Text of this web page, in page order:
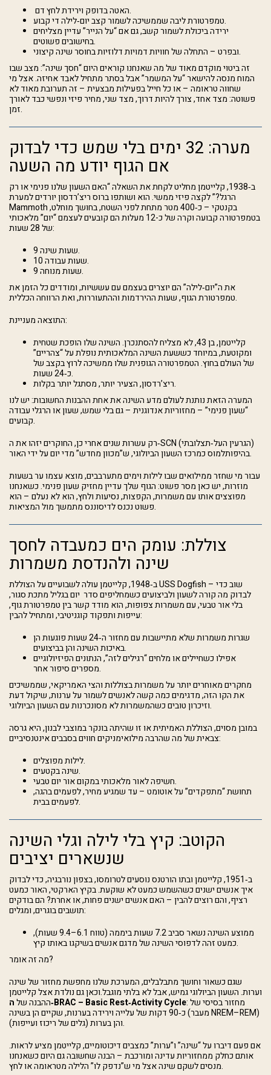
האטה בדופק וירידת לחץ דם.
טמפרטורת ליבה שממשיכה לשמור קצב יום‑לילה די קבוע.
ירידה ביכולת לשמור קשב, גם אם “על הנייר” עדיין מצליחים
בחישובים פשוטים.
ובפרט – התחלה של חוויות דמויות דלוזיות בחוסר שינה קיצוני.
זה ביטוי מוקדם מאוד של מה שאנחנו קוראים היום “חסך שינה”: מצב שבו
המוח מנסה להישאר “על המשמר” אבל בסתר מתחיל לאבד אחיזה. אצל מי
שחווה טראומה – או כל חייל בפעילות מבצעית – זה תערובת מאוד לא
פשוטה: מצד אחד, צורך להיות דרוך, מצד שני, מחיר פיזי ונפשי כבד לאורך
זמן.
מערה: 32 ימים בלי שמש כדי לבדוק
אם הגוף יודע מה השעה
ב‑1938, קלייטמן מחליט לקחת את השאלה “האם השעון שלנו פנימי או רק
הרגל?” לקצה פיזי ממשי. הוא ושותפו ברוס ריצ’רדסון יורדים למערת
Mammoth בקנטקי – כ‑400 מטר מתחת לפני השטח, בחושך מוחלט,
בטמפרטורה קבועה וקרה של כ-12 מעלות הם קובעים לעצמם “יום” מלאכותי
של 28 שעות:
9 שעות שינה.
10 שעות עבודה.
9 שעות מנוחה.
את ה”יום‑לילה” הם יוצרים בעצמם עם עששיות, ומודדים כל הזמן את
טמפרטורת הגוף, שעות ההירדמות וההתעוררות, ואת הרווחה הכללית.
התוצאה מעניינת:
קלייטמן, בן 43, לא מצליח להסתנכרן. השינה שלו הופכת שטחית
ומקוטעת, במיוחד כששעת השינה המלאכותית נופלת על “צהריים”
של העולם בחוץ. הטמפרטורה הגופנית שלו ממשיכה לרוץ בקצב של
כ‑24 שעות.
ריצ’רדסון, הצעיר יותר, מסתגל יותר בקלות.
המערה הזאת נותנת לעולם מדע השינה את אחת ההבנות החשובות: יש לנו
“שעון פנימי” – מחזוריות אנדוגנית – גם בלי שמש, שעון או הרגלי עבודה
קבועים.
רק עשרות שנים אחרי כן, החוקרים יזהו את ה‑SCN (הגרעין העל‑תצלובתי)
בהיפותלמוס כמרכז השעון הביולוגי, ש”מכוון מחדש” מדי יום על ידי האור.
עבור מי שחזר ממילואים שבו לילות וימים מתערבבים, מוצא עצמו ער בשעות
מוזרות, יש כאן מסר פשוט: הגוף שלך עדיין מחזיק שעון פנימי. כשאנחנו
מפוצצים אותו עם משמרות, הקפצות, נסיעות ולחץ, הוא לא נעלם – הוא
פשוט נכנס לדיסוננס מתמשך מול המציאות.
צוללת: עומק הים כמעבדה לחסך
שינה ולהנדסת משמרות
ב‑1948, קלייטמן עולה לשבועיים על הצוללת USS Dogfish – שוב כדי
לבדוק מה קורה לשעון ולביצועים כשמחליפים סדר יום בגליל מתכת סגור,
בלי אור טבעי, עם משמרות צפופות, הוא מודד קשר בין טמפרטורת גוף,
עייפות ותפקוד קוגניטיבי, ומתחיל להבין:
שגרות משמרות שלא מתיישבות עם מחזור ה‑24 שעות פוגעות הן
באיכות השינה והן בביצועים.
אפילו כשחיילים או מלחים “רגילים לזה”, הנתונים הפיזיולוגיים
מספרים סיפור אחר.
מחקרים מאוחרים יותר על משמרות בצוללות והצי האמריקאי, שממשיכים
את הקו הזה, מדגימים כמה קשה לאנשים לשמור על ערנות, שיקול דעת
וזיכרון טובים כשהמשמרות לא מסונכרנות עם השעון הביולוגי.
במובן מסוים, הצוללת האמיתית או זו שהיתה בונקר במוצבי לבנון, היא גרסה
צבאית של מה שהרבה מילואימניקים חווים בסבבים אינטנסיביים:
לילות מפוצלים.
שינה בקטעים.
חשיפה לאור מלאכותי במקום אור יום טבעי.
תחושת “מתפקדים” על אוטומט – עד שמגיע מחיר, לפעמים בהגה,
לפעמים בבית.
הקוטב: קיץ בלי לילה וגלי השינה
שנשארים יציבים
ב‑1951, קלייטמן ובתו הורטנס נוסעים לטרומסו, בצפון נורבגיה, כדי לבדוק
איך אנשים ישנים כשהשמש כמעט לא שוקעת. בקיץ הארקטי, האור כמעט
רציף, והם רוצים להבין – האם אנשים ישנים פחות, או אחרת?הם בודקים
תושבים בוגרים, ומגלים:
ממוצע השינה נשאר סביב 7.2 שעות ביממה (טווח 6.1–9.4 שעות),
כמעט זהה לדפוסי השינה של מדגם אנשים בשיקגו באותו קיץ.
מה זה אומר?
שגם כשאור וחושך מתבלבלים, המערכת שלנו מחפשת מחזור של שינה
וערות. השעון הביולוגי גמיש, אבל לא בלתי מוגבל.וכאן גם נולדת אצל קלייטמן
ההבנה שלה‑BRAC – Basic Rest‑Activity Cycle: מחזור בסיסי של
כ‑90 דקות של עלייה וירידה בערנות, שקיים הן בשינה (מעבר NREM–REM)
והן בערות (גלים של ריכוז ועייפות).
.אם פעם דיברו על “שינה” ו”ערות” כמצבים דיכוטומיים, קלייטמן מציע לראות
אותם כחלק ממחזוריות עדינה ומורכבת – הבנה שחשובה גם היום כשאנחנו
מנסים לשקם שינה אצל מי ש”נדפק לו” הלילה מטראומה או לחץ.